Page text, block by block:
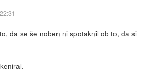
da se še noben ni spotaknil ob to, da si